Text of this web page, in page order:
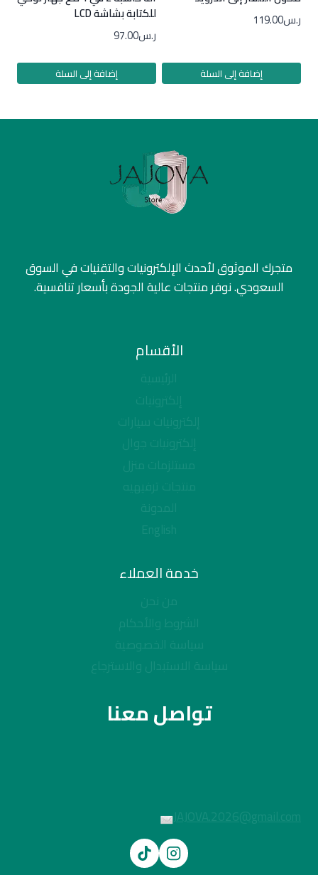
ر.س119.00
إضافة إلى السلة
للكتابة بشاشة LCD
ر.س97.00
إضافة إلى السلة
متجرك الموثوق لأحدث الإلكترونيات والتقنيات في السوق
السعودي. نوفر منتجات عالية الجودة بأسعار تنافسية.
الأقسام
الرئيسية
إلكترونيات
إلكترونيات سيارات
إلكترونيات جوال
مستلزمات منزل
منتجات ترفيهيه
المدونة
English
خدمة العملاء
من نحن
الشروط والأحكام
سياسة الخصوصية
سياسة الاستبدال والاسترجاع
تواصل معنا
JAJOVA.2026@gmail.com